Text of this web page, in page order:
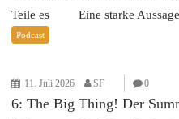
Teile es Eine starke Aussage
Podcast
11. Juli 2026 SF 0
6: The Big Thing! Der